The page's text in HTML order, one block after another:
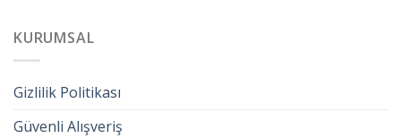
KURUMSAL
Gizlilik Politikası
Güvenli Alışveriş